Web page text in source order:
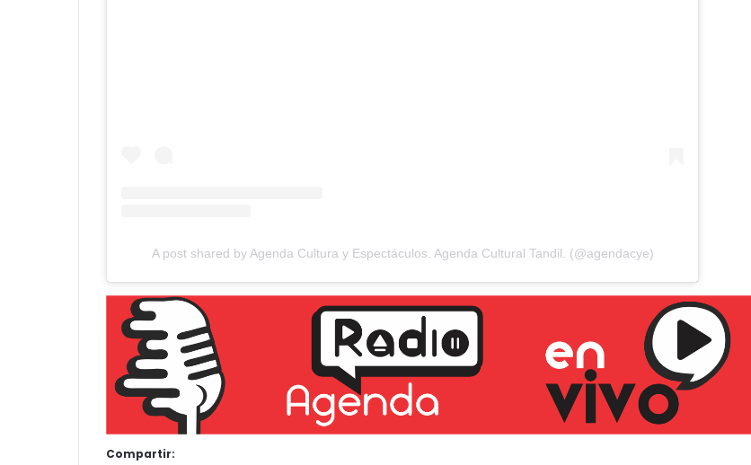
A post shared by Agenda Cultura y Espectáculos. Agenda Cultural Tandil. (@agendacye)
Compartir: